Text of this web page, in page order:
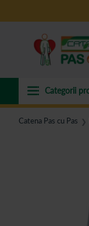
Catena Pas cu Pas ❯